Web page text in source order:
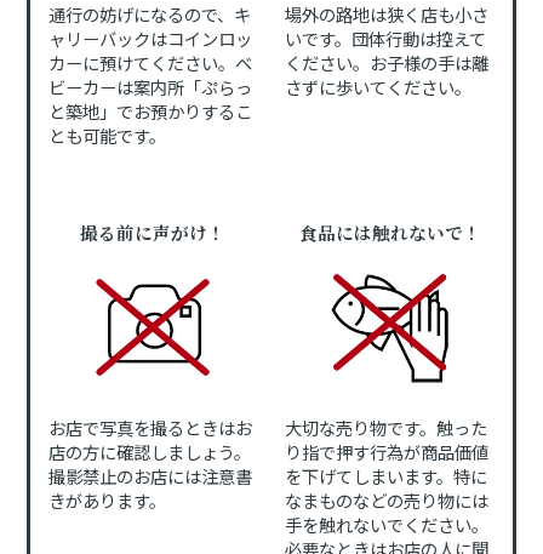
通行の妨げになるので、キ
ャリーバックはコインロッ
カーに預けてください。ベ
ビーカーは案内所「ぷらっ
と築地」でお預かりするこ
とも可能です。
場外の路地は狭く店も小さ
いです。団体行動は控えて
ください。お子様の手は離
さずに歩いてください。
撮る前に声がけ！
お店で写真を撮るときはお
店の方に確認しましょう。
撮影禁止のお店には注意書
きがあります。
食品には触れないで！
大切な売り物です。触った
り指で押す行為が商品価値
を下げてしまいます。特に
なまものなどの売り物には
手を触れないでください。
必要なときはお店の人に聞